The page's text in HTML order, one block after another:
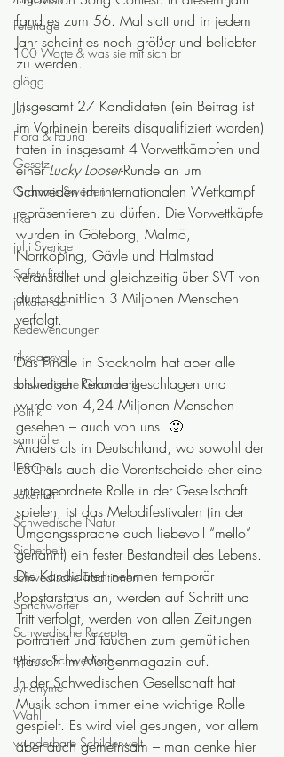
Feiertage
100 Worte & was sie mit sich br
glögg
Jul
Flora & Fauna
Gesetz
Grammis Sweden
fika
jul i Sverige
Safety first
julkalender
Redewendungen
riksdagsval
schwedische Grammatik
Politik
samhälle
Lerntips
säkerhet
Schwedische Natur
Sicherheit
schwedische Traditionen
Sprichwörter
Schwedische Rezepte
typisch Schwedisch
synonyme
Wahl
wunderbare Schilderwelt
fand es zum 56. Mal statt und in jedem
Jahr scheint es noch größer und beliebter
zu werden.
Insgesamt 27 Kandidaten (ein Beitrag ist
im Vorhinein bereits disqualifiziert worden)
traten in insgesamt 4 Vorwettkämpfen und
einer Lucky Looser-Runde an um
Schweden im internationalen Wettkampf
repräsentieren zu dürfen. Die Vorwettkäpfe
wurden in Göteborg, Malmö,
Norrköping, Gävle und Halmstad
veranstaltet und gleichzeitig über SVT von
durchschnittlich 3 Miljonen Menschen
verfolgt.
Das Finale in Stockholm hat aber alle
bisherigen Rekorde geschlagen und
wurde von 4,24 Miljonen Menschen
gesehen – auch von uns. 🙂
Anders als in Deutschland, wo sowohl der
ESC als auch die Vorentscheide eher eine
untergeordnete Rolle in der Gesellschaft
spielen, ist das Melodifestivalen (in der
Umgangssprache auch liebevoll “mello”
genannt) ein fester Bestandteil des Lebens.
Die Kandidaten nehmen temporär
Popstarstatus an, werden auf Schritt und
Tritt verfolgt, werden von allen Zeitungen
porträtiert und tauchen zum gemütlichen
Plausch im Morgenmagazin auf.
In der Schwedischen Gesellschaft hat
Musik schon immer eine wichtige Rolle
gespielt. Es wird viel gesungen, vor allem
aber auch gemeinsam – man denke hier